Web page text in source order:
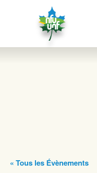
Aller au contenu
« Tous les Évènements